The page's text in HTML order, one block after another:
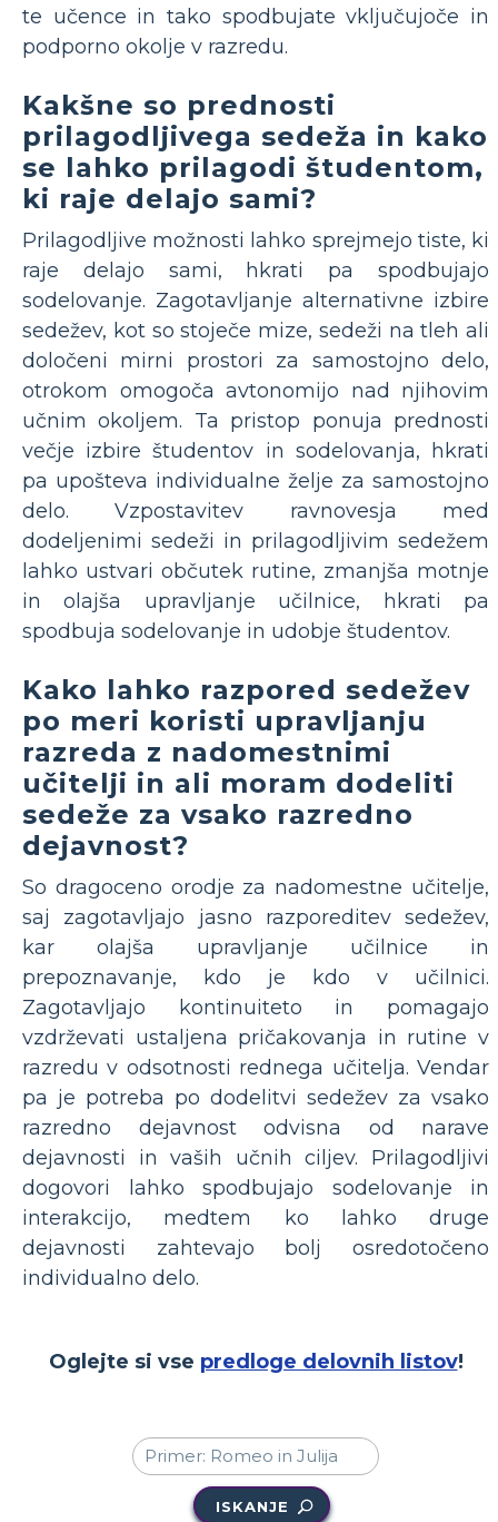
te učence in tako spodbujate vključujoče in
podporno okolje v razredu.
Kakšne so prednosti
prilagodljivega sedeža in kako
se lahko prilagodi študentom,
ki raje delajo sami?
Prilagodljive možnosti lahko sprejmejo tiste, ki
raje delajo sami, hkrati pa spodbujajo
sodelovanje. Zagotavljanje alternativne izbire
sedežev, kot so stoječe mize, sedeži na tleh ali
določeni mirni prostori za samostojno delo,
otrokom omogoča avtonomijo nad njihovim
učnim okoljem. Ta pristop ponuja prednosti
večje izbire študentov in sodelovanja, hkrati
pa upošteva individualne želje za samostojno
delo. Vzpostavitev ravnovesja med
dodeljenimi sedeži in prilagodljivim sedežem
lahko ustvari občutek rutine, zmanjša motnje
in olajša upravljanje učilnice, hkrati pa
spodbuja sodelovanje in udobje študentov.
Kako lahko razpored sedežev
po meri koristi upravljanju
razreda z nadomestnimi
učitelji in ali moram dodeliti
sedeže za vsako razredno
dejavnost?
So dragoceno orodje za nadomestne učitelje,
saj zagotavljajo jasno razporeditev sedežev,
kar olajša upravljanje učilnice in
prepoznavanje, kdo je kdo v učilnici.
Zagotavljajo kontinuiteto in pomagajo
vzdrževati ustaljena pričakovanja in rutine v
razredu v odsotnosti rednega učitelja. Vendar
pa je potreba po dodelitvi sedežev za vsako
razredno dejavnost odvisna od narave
dejavnosti in vaših učnih ciljev. Prilagodljivi
dogovori lahko spodbujajo sodelovanje in
interakcijo, medtem ko lahko druge
dejavnosti zahtevajo bolj osredotočeno
individualno delo.
Oglejte si vse predloge delovnih listov!
ISKANJE